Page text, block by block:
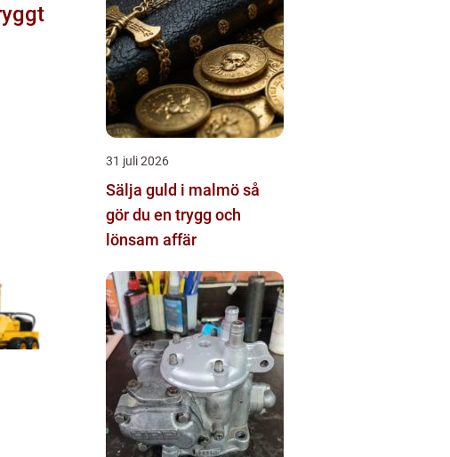
31 juli 2026
Sälja guld i malmö så
gör du en trygg och
lönsam affär